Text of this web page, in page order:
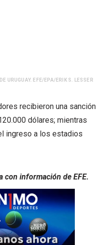
URUGUAY. EFE/EPA/ERIK S. LESSER
recibieron una sanción
dólares; mientras
ingreso a los estadios
con información de EFE.